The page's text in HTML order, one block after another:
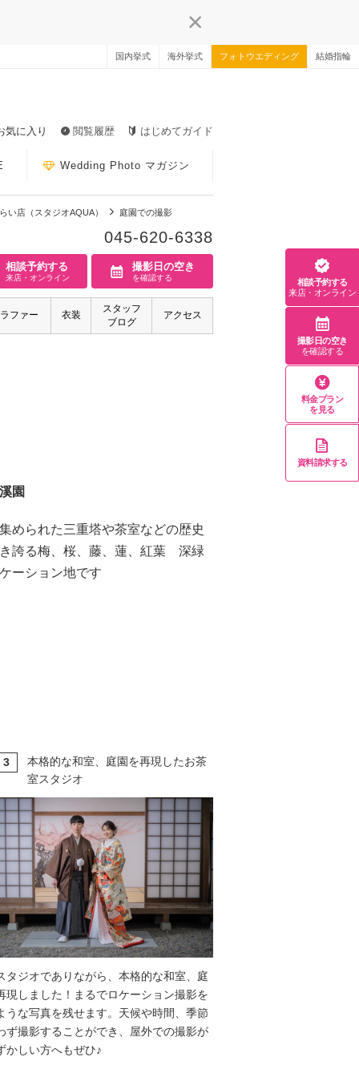
国内挙式 海外挙式 フォトウエディング 結婚指輪
気に入り 閲覧履歴 はじめてガイド
Wedding Photo マガジン
い店（スタジオAQUA） 庭園での撮影
045-620-6338
相談予約する
来店・オンライン
撮影日の空き
を確認する
ファー 衣装
スタッフ
ブログ
アクセス
園
められた三重塔や茶室などの歴史
誇る梅、桜、藤、蓮、紅葉 深緑
ーション地です
3
本格的な和室、庭園を再現したお茶
室スタジオ
タジオでありながら、本格的な和室、庭
現しました！まるでロケーション撮影を
うな写真を残せます。天候や時間、季節
ず撮影することができ、屋外での撮影が
かしい方へもぜひ♪
相談予約する
来店・オンライン
撮影日の空き
を確認する
料金プラン
を見る
資料請求する